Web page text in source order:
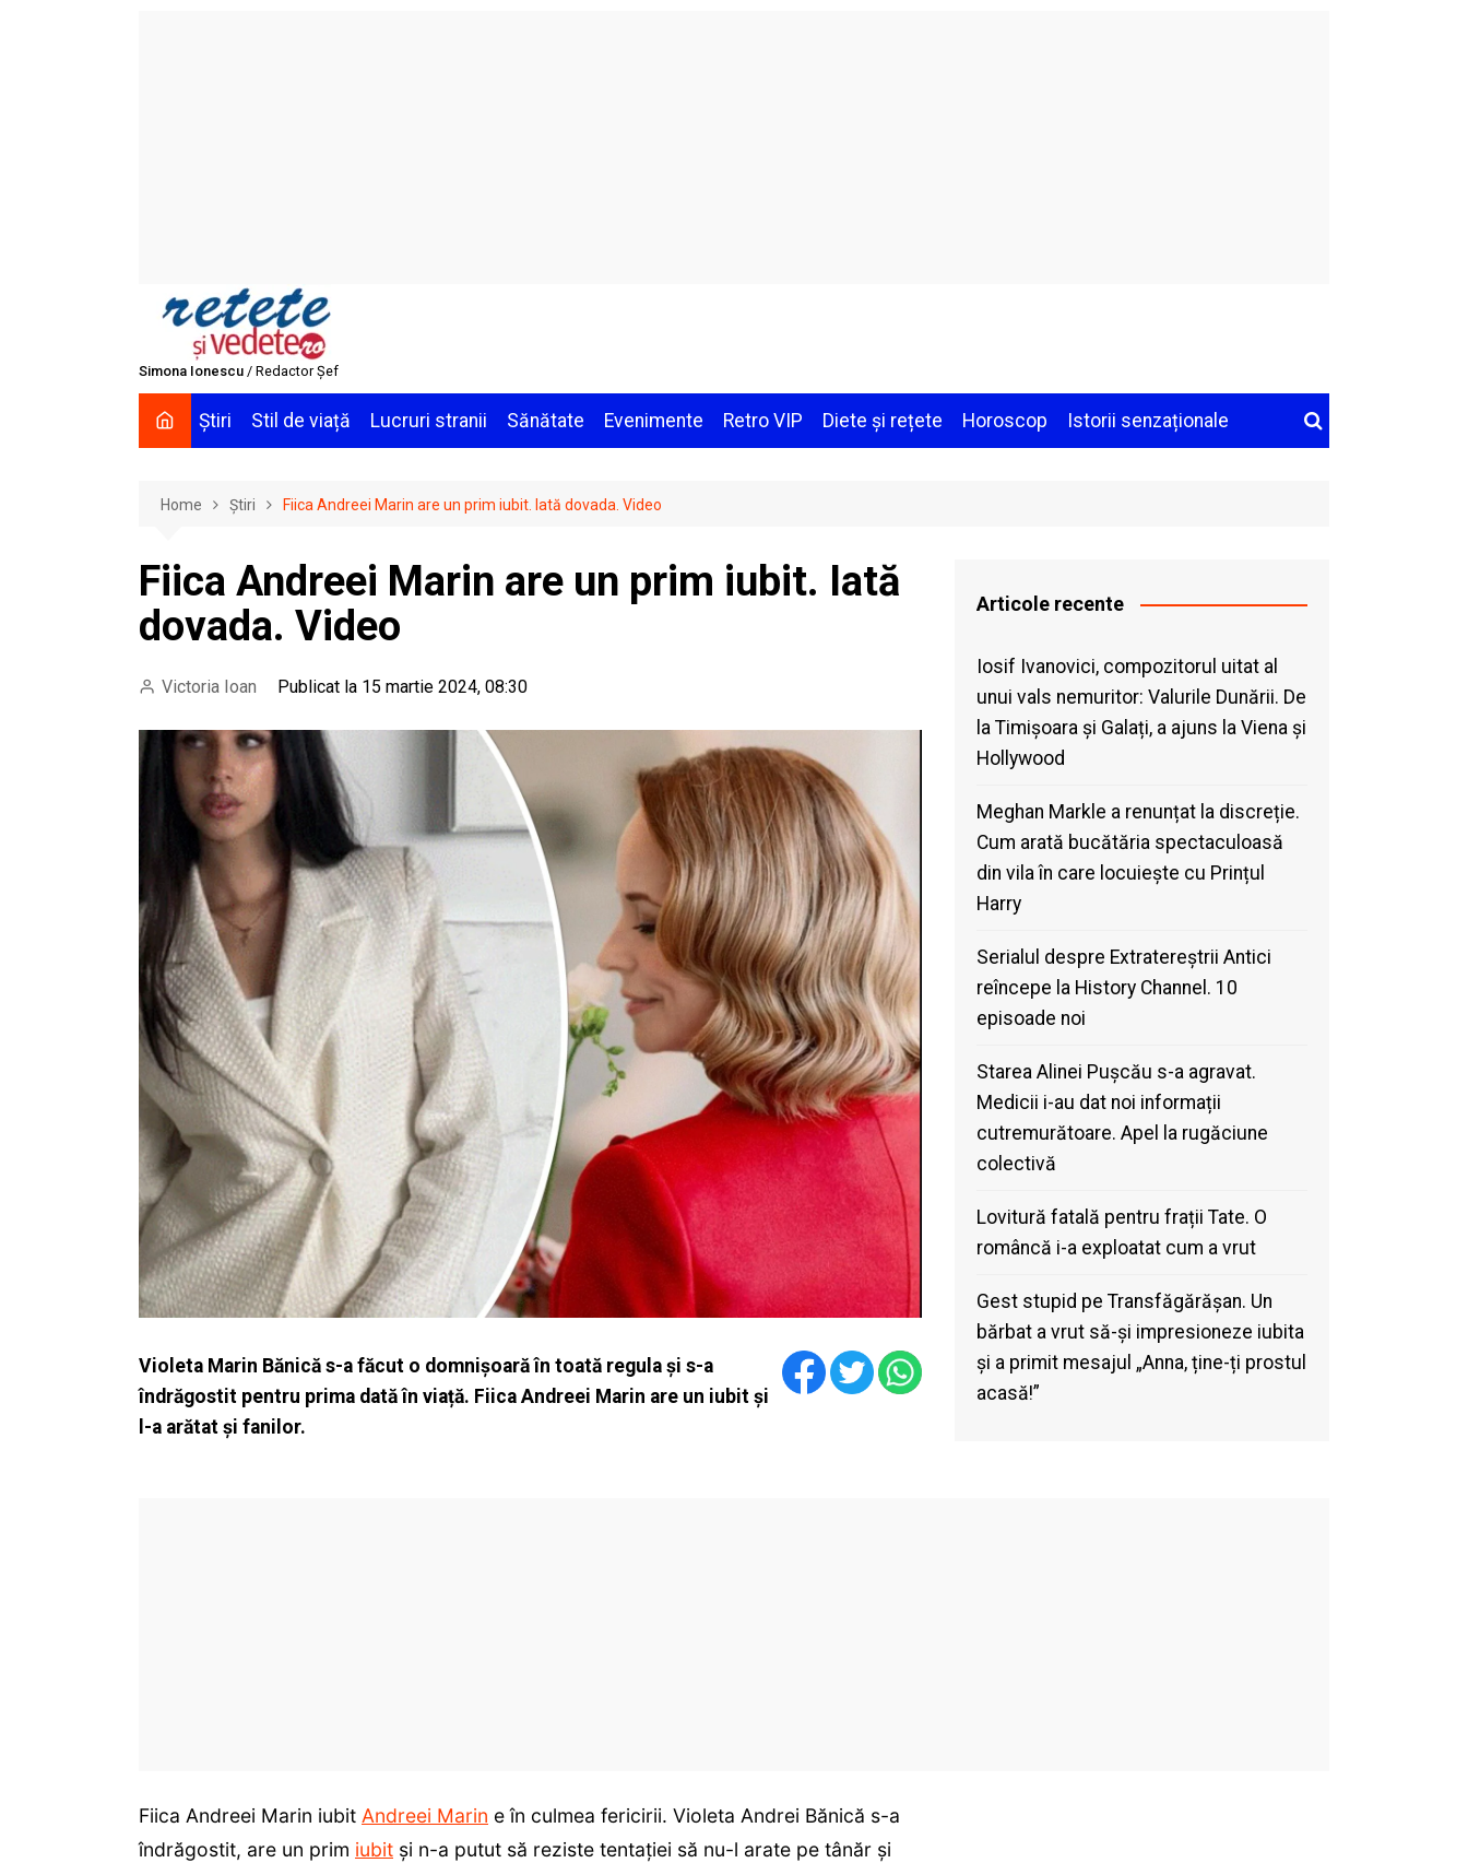
Simona Ionescu / Redactor Șef
Știri Stil de viață Lucruri stranii Sănătate Evenimente Retro VIP Diete și rețete Horoscop Istorii senzaționale
Home Știri Fiica Andreei Marin are un prim iubit. Iată dovada. Video
Fiica Andreei Marin are un prim iubit. Iată
dovada. Video
Victoria Ioan Publicat la 15 martie 2024, 08:30
Violeta Marin Bănică s-a făcut o domnișoară în toată regula și s-a
îndrăgostit pentru prima dată în viață. Fiica Andreei Marin are un iubit și
l-a arătat și fanilor.
Articole recente
Iosif Ivanovici, compozitorul uitat al
unui vals nemuritor: Valurile Dunării. De
la Timișoara și Galați, a ajuns la Viena și
Hollywood
Meghan Markle a renunțat la discreție.
Cum arată bucătăria spectaculoasă
din vila în care locuiește cu Prințul
Harry
Serialul despre Extratereștrii Antici
reîncepe la History Channel. 10
episoade noi
Starea Alinei Pușcău s-a agravat.
Medicii i-au dat noi informații
cutremurătoare. Apel la rugăciune
colectivă
Lovitură fatală pentru frații Tate. O
româncă i-a exploatat cum a vrut
Gest stupid pe Transfăgărășan. Un
bărbat a vrut să-și impresioneze iubita
și a primit mesajul „Anna, ține-ți prostul
acasă!”
Fiica Andreei Marin iubit Andreei Marin e în culmea fericirii. Violeta Andrei Bănică s-a
îndrăgostit, are un prim iubit și n-a putut să reziste tentației să nu-l arate pe tânăr și